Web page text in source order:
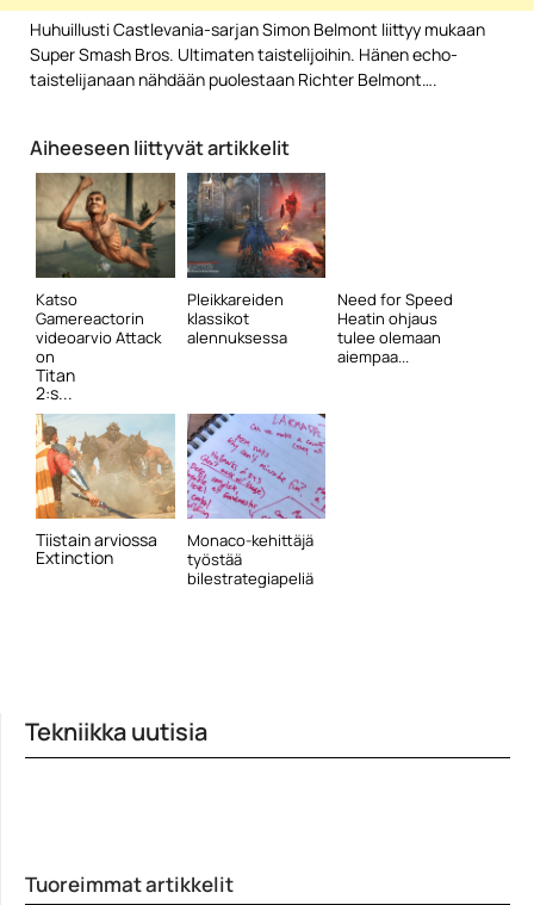
Huhuillusti Castlevania-sarjan Simon Belmont liittyy mukaan
Super Smash Bros. Ultimaten taistelijoihin. Hänen echo-
taistelijanaan nähdään puolestaan Richter Belmont….
Aiheeseen liittyvät artikkelit
Katso
Gamereactorin
videoarvio Attack
on
Titan
2:s...
Pleikkareiden
klassikot
alennuksessa
Need for Speed
Heatin ohjaus
tulee olemaan
aiempaa...
Tiistain arviossa
Extinction
Monaco-kehittäjä
työstää
bilestrategiapeliä
Tekniikka uutisia
Tuoreimmat artikkelit